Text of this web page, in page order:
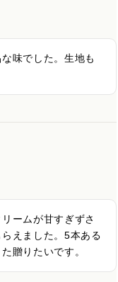
味でした。生地も
ームが甘すぎずさ
えました。5本ある
贈りたいです。